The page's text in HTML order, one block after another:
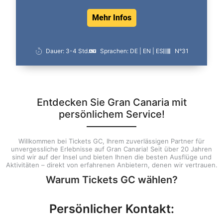
Mehr Infos
Dauer: 3-4 Std. Sprachen: DE | EN | ES N°31
Entdecken Sie Gran Canaria mit
persönlichem Service!
Willkommen bei Tickets GC, Ihrem zuverlässigen Partner für
unvergessliche Erlebnisse auf Gran Canaria! Seit über 20 Jahren
sind wir auf der Insel und bieten Ihnen die besten Ausflüge und
Aktivitäten – direkt von erfahrenen Anbietern, denen wir vertrauen.
Warum Tickets GC wählen?
Persönlicher Kontakt: